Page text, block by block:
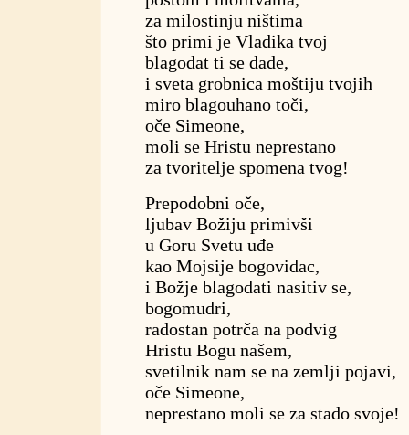
za milostinju ništima
što primi je Vladika tvoj
blagodat ti se dade,
i sveta grobnica moštiju tvojih
miro blagouhano toči,
oče Simeone,
moli se Hristu neprestano
za tvoritelje spomena tvog!
Prepodobni oče,
ljubav Božiju primivši
u Goru Svetu uđe
kao Mojsije bogovidac,
i Božje blagodati nasitiv se,
bogomudri,
radostan potrča na podvig
Hristu Bogu našem,
svetilnik nam se na zemlji pojavi,
oče Simeone,
neprestano moli se za stado svoje!